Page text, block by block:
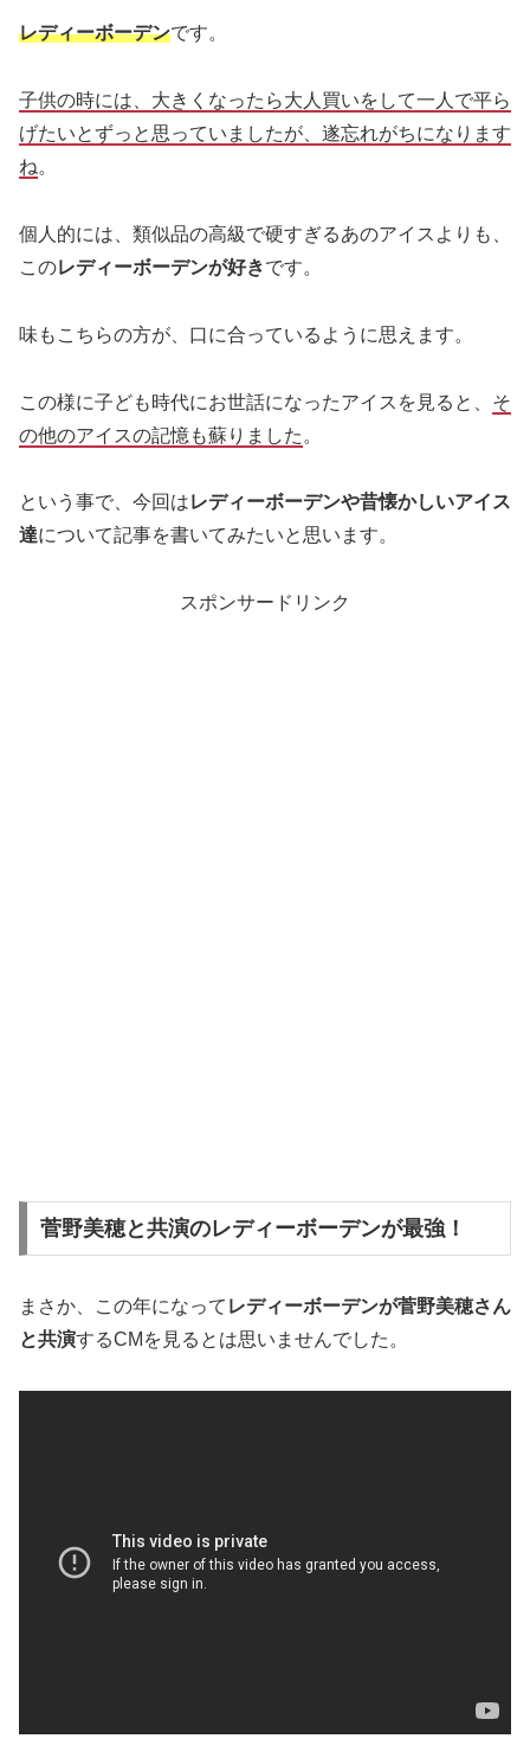
レディーボーデンです。
子供の時には、大きくなったら大人買いをして一人で平ら
げたいとずっと思っていましたが、遂忘れがちになります
ね。
個人的には、類似品の高級で硬すぎるあのアイスよりも、
このレディーボーデンが好きです。
味もこちらの方が、口に合っているように思えます。
この様に子ども時代にお世話になったアイスを見ると、 そ
の他のアイスの記憶も蘇りました 。
という事で、今回はレディーボーデンや昔懐かしいアイス
達について記事を書いてみたいと思います。
スポンサードリンク
菅野美穂と共演のレディーボーデンが最強！
まさか、この年になって レディーボーデンが菅野美穂さん
と共演するCMを見るとは思いませんでした。